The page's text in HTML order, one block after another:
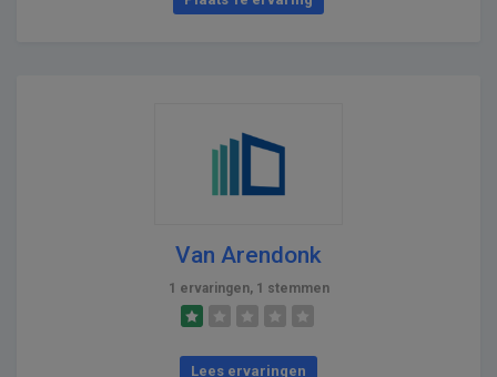
Van Arendonk
1 ervaringen, 1 stemmen
Lees ervaringen